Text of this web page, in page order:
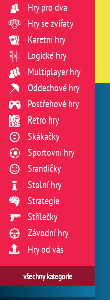
Hry pro dva
Hry se zvířaty
Karetní hry
Logické hry
Multiplayer hry
Oddechové hry
Postřehové hry
Retro hry
Skákačky
Sportovní hry
Srandičky
Stolní hry
Strategie
Střílečky
Závodní hry
Hry od vás
všechny kategorie